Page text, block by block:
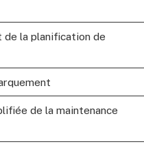
la planification de
de la maintenance